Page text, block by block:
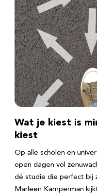
Wat je kiest is
kiest
Op alle scholen en
open dagen vol
dé studie die perfect bij
Marleen Kamperman